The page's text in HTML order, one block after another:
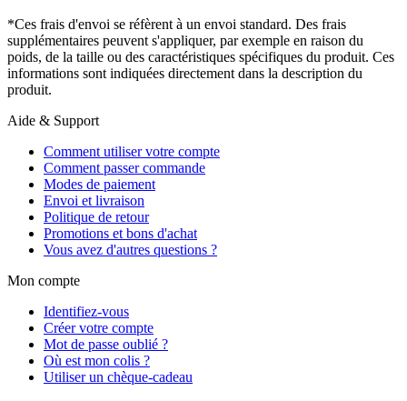
*Ces frais d'envoi se réfèrent à un envoi standard. Des frais
supplémentaires peuvent s'appliquer, par exemple en raison du
poids, de la taille ou des caractéristiques spécifiques du produit. Ces
informations sont indiquées directement dans la description du
produit.
Aide & Support
Comment utiliser votre compte
Comment passer commande
Modes de paiement
Envoi et livraison
Politique de retour
Promotions et bons d'achat
Vous avez d'autres questions ?
Mon compte
Identifiez-vous
Créer votre compte
Mot de passe oublié ?
Où est mon colis ?
Utiliser un chèque-cadeau